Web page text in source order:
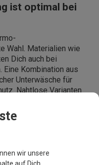
ist optimal bei
Wahl. Materialien wie
Dich auch bei
Kombination aus
Unterwäsche für
Nahtlose Varianten
Im
Auswahl an
die genau auf Deine
wir unsere